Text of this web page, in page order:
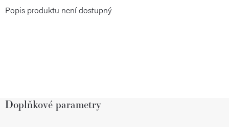
Popis produktu není dostupný
Doplňkové parametry